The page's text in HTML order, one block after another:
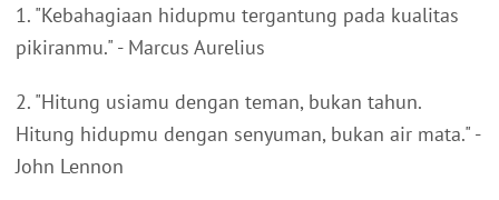
1. "Kebahagiaan hidupmu tergantung pada kualitas
pikiranmu." - Marcus Aurelius
2. "Hitung usiamu dengan teman, bukan tahun.
Hitung hidupmu dengan senyuman, bukan air mata." -
John Lennon